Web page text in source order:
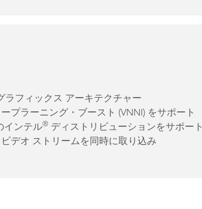
ラフィックス アーキテクチャー
プラーニング・ブースト (VNNI) をサポート
ンテル® ディストリビューションをサポート
デオ ストリームを同時に取り込み